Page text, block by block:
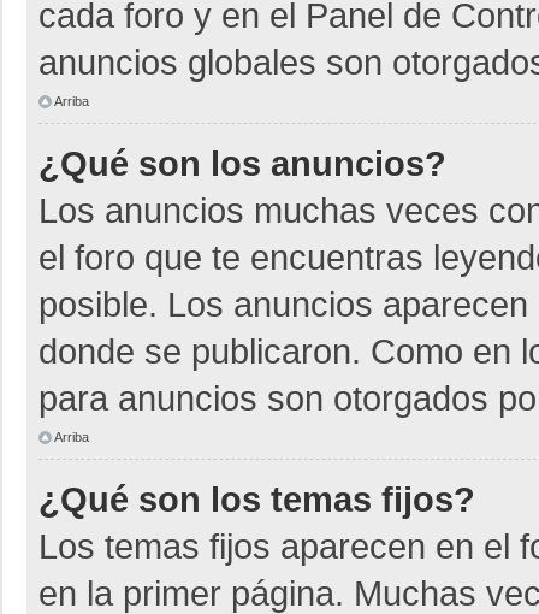
cada foro y en el Panel de
anuncios globales son
Arriba
¿Qué son los anuncios?
Los anuncios muchas veces
el foro que te encuentras
posible. Los anuncios
donde se publicaron. Como en
para anuncios son otorgados
Arriba
¿Qué son los temas fijos?
Los temas fijos aparecen en el
en la primer página. Muchas